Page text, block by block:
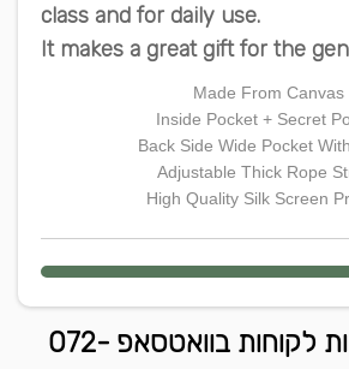
class and for daily use.
It makes a great gift for the
Made From Canvas
Inside Pocket + Secret
Back Side Wide Pocket
Adjustable Thick Rope
High Quality Silk Screen
הזמנות ושירות לקוחות בוואטסאפ 072-